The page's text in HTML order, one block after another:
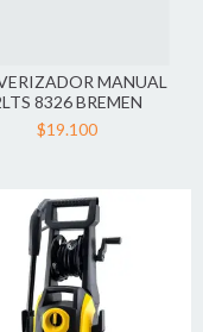
MANUAL
8326 BREMEN
$19.100